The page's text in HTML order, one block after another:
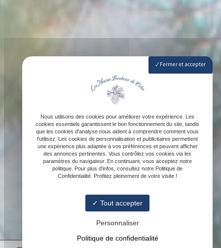
Fermer et accepter
Nous utilisons des cookies pour améliorer votre expérience. Les
cookies essentiels garantissent le bon fonctionnement du site, tandis
que les cookies d'analyse nous aident à comprendre comment vous
l'utilisez. Les cookies de personnalisation et publicitaires permettent
une expérience plus adaptée à vos préférences et peuvent afficher
des annonces pertinentes. Vous contrôlez vos cookies via les
paramètres du navigateur. En continuant, vous acceptez notre
politique. Pour plus d'infos, consultez notre Politique de
Confidentialité. Profitez pleinement de votre visite !
Tout accepter
Personnaliser
Politique de confidentialité